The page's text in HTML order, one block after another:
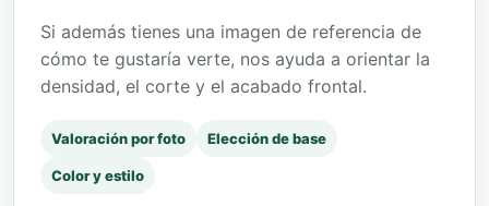
Si además tienes una imagen de referencia de
cómo te gustaría verte, nos ayuda a orientar la
densidad, el corte y el acabado frontal.
Valoración por foto Elección de base
Color y estilo